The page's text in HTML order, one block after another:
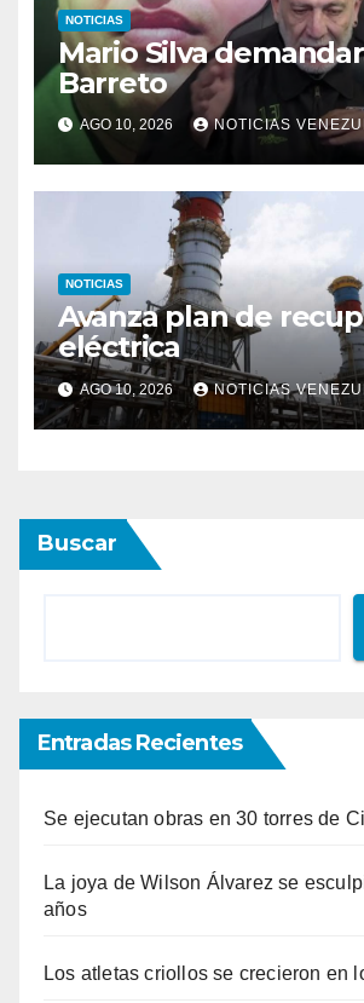
NOTICIAS
Mario Silva
Barreto
AGO 10, 2026 NOTICIAS
NOTICIAS
Avanza plan de
eléctrica
AGO 10, 2026 NOTICIAS
Buscar
Entradas Recientes
Se ejecutan obras en 30 torres de
La joya de Wilson Álvarez se
años
Los atletas criollos se crecieron en